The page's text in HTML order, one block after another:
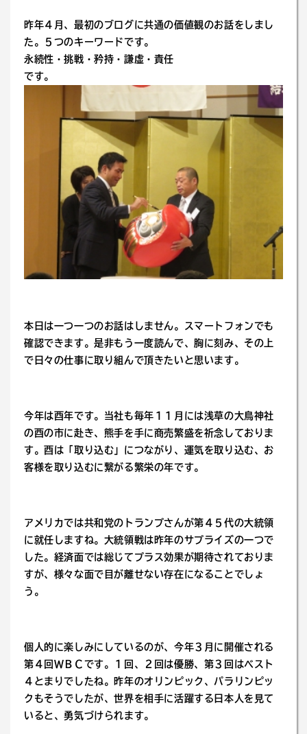
昨年４月、最初のブログに共通の価値観のお話をしまし
た。５つのキーワードです。
永続性・挑戦・矜持・謙虚・責任
です。
本日は一つ一つのお話はしません。スマートフォンでも
確認できます。是非もう一度読んで、胸に刻み、その上
で日々の仕事に取り組んで頂きたいと思います。
今年は酉年です。当社も毎年１１月には浅草の大鳥神社
の酉の市に赴き、熊手を手に商売繁盛を祈念しておりま
す。酉は「取り込む」につながり、運気を取り込む、お
客様を取り込むに繋がる繁栄の年です。
アメリカでは共和党のトランプさんが第４５代の大統領
に就任しますね。大統領戦は昨年のサプライズの一つで
した。経済面では総じてプラス効果が期待されておりま
すが、様々な面で目が離せない存在になることでしょ
う。
個人的に楽しみにしているのが、今年３月に開催される
第４回ＷＢＣです。１回、２回は優勝、第３回はベスト
４とまりでしたね。昨年のオリンピック、パラリンピッ
クもそうでしたが、世界を相手に活躍する日本人を見て
いると、勇気づけられます。